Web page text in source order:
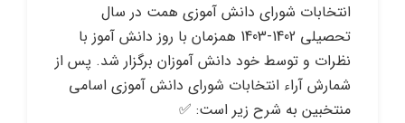
انتخابات شورای دانش آموزی همت در سال
تحصیلی 1402-1403 همزمان با روز دانش آموز با
نظرات و توسط خود دانش آموزان برگزار شد. پس از
شمارش آراء انتخابات شورای دانش آموزی اسامی
منتخبین به شرح زیر است: ✅